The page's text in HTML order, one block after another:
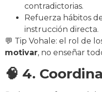
contradictorias.
Refuerza hábitos
instrucción directa.
💬 Tip Vohale: el rol de
motivar, no enseñar
🧠 4.